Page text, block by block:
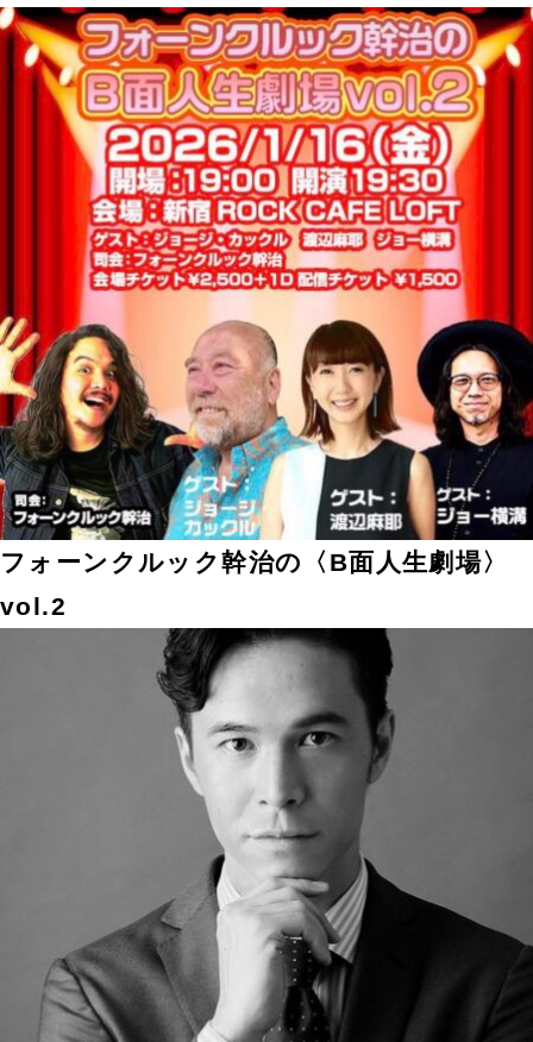
フォーンクルック幹治の〈B面人生劇場〉
vol.2